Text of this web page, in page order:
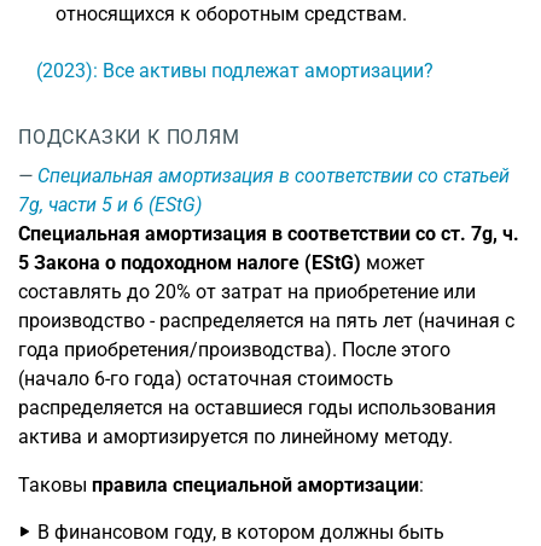
относящихся к оборотным средствам.
(2023): Все активы подлежат амортизации?
ПОДСКАЗКИ К ПОЛЯМ
Специальная амортизация в соответствии со статьей
7g, части 5 и 6 (EStG)
Специальная амортизация в соответствии со ст. 7g, ч.
5 Закона о подоходном налоге (EStG) может
составлять до 20% от затрат на приобретение или
производство - распределяется на пять лет (начиная с
года приобретения/производства). После этого
(начало 6-го года) остаточная стоимость
распределяется на оставшиеся годы использования
актива и амортизируется по линейному методу.
Таковы правила специальной амортизации:
В финансовом году, в котором должны быть